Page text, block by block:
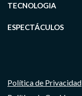
TECNOLOGIA
ESPECTÁCULOS
Política de Privacidad